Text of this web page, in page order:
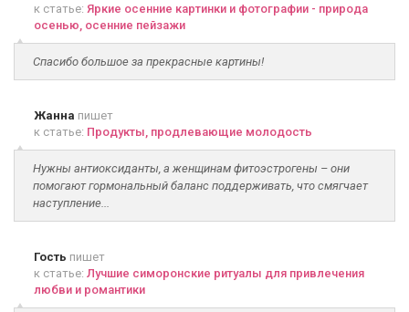
к статье: Яркие осенние картинки и фотографии - природа
осенью, осенние пейзажи
Спасибо большое за прекрасные картины!
Жанна пишет
к статье: Продукты, продлевающие молодость
Нужны антиоксиданты, а женщинам фитоэстрогены – они
помогают гормональный баланс поддерживать, что смягчает
наступление...
Гость пишет
к статье: Лучшие симоронские ритуалы для привлечения
любви и романтики